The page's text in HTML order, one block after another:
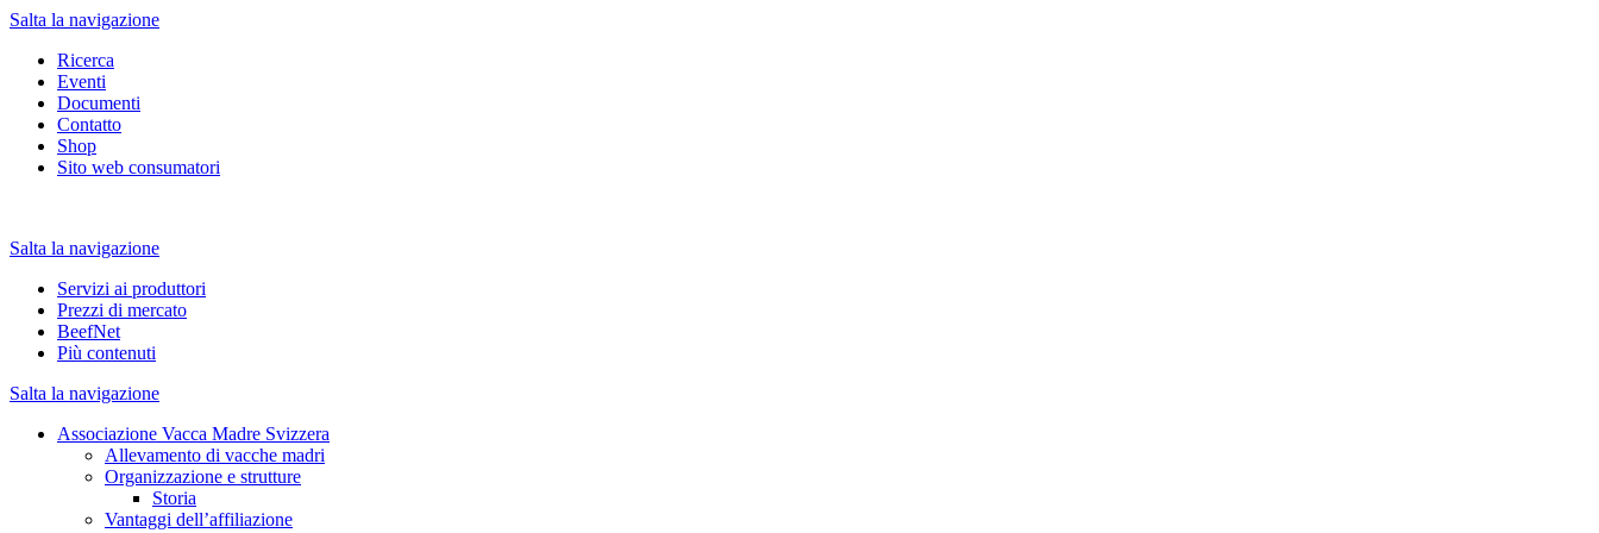
Salta la navigazione
Ricerca
Eventi
Documenti
Contatto
Shop
Sito web consumatori
Salta la navigazione
Servizi ai produttori
Prezzi di mercato
BeefNet
Più contenuti
Salta la navigazione
Associazione Vacca Madre Svizzera
Allevamento di vacche madri
Organizzazione e strutture
Storia
Vantaggi dell’affiliazione